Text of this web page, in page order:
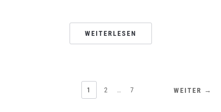
WEITERLESEN
SEITENNUMMERIERUNG
1 2 … 7 WEITER →